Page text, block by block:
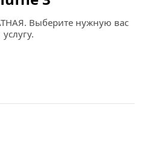
Выберите нужную вас
услугу.